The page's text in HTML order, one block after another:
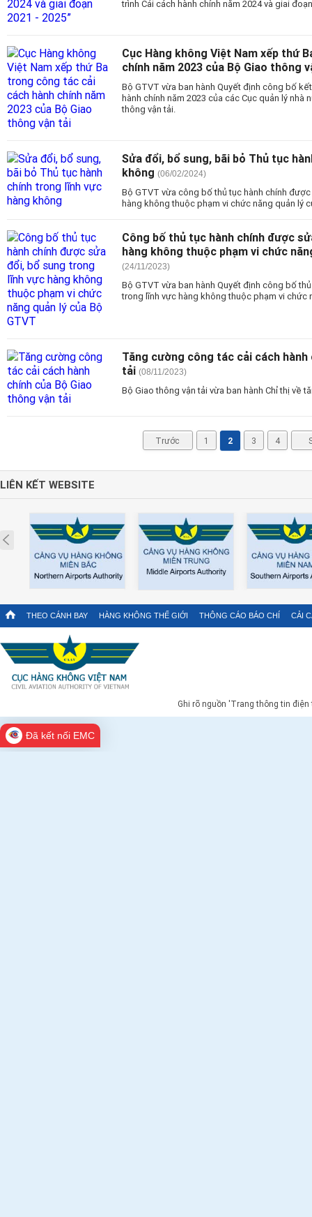
trình Cải cách hành chính năm 2024 và giai
Cục Hàng không Việt Nam xếp thứ
chính năm 2023 của Bộ Giao thông
Bộ GTVT vừa ban hành Quyết định công bố
hành chính năm 2023 của các Cục quản lý
thông vận tải.
Sửa đổi, bổ sung, bãi bỏ Thủ tục
không (06/02/2024)
Bộ GTVT vừa công bố thủ tục hành chính
hàng không thuộc phạm vi chức năng quản lý
Công bố thủ tục hành chính được
hàng không thuộc phạm vi chức
(24/11/2023)
Bộ GTVT vừa ban hành Quyết định công bố
trong lĩnh vực hàng không thuộc phạm vi chức
Tăng cường công tác cải cách
tải (08/11/2023)
Bộ Giao thông vận tải vừa ban hành Chỉ thị về
Trước 1 2 3 4
LIÊN KẾT WEBSITE
Prev
THEO CÁNH BAY HÀNG KHÔNG THẾ GIỚI THÔNG CÁO BÁO CHÍ CẢI
Ghi rõ nguồn 'Trang thông tin
Đã kết nối EMC